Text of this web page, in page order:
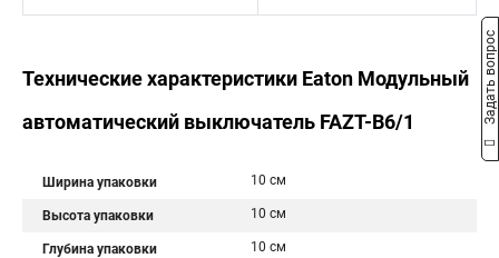
Технические характеристики Eaton Модульный
автоматический выключатель FAZT-B6/1
Ширина упаковки 10 см
Высота упаковки 10 см
Глубина упаковки 10 см
Задать вопрос